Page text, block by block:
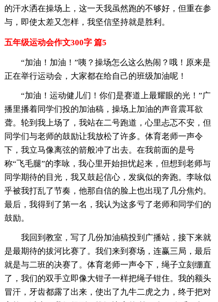
的汗水洒在操场上，这一天我虽然跑的不够好，但重在参
与，即使太差又怎样，我坚信坚持就是胜利。
五年级运动会作文300字 篇5
“加油！加油！”咦？操场怎么这么热闹？哦！原来是
正在举行运动会，大家都在给自己的班级加油呢！
“加油！运动健儿们！你们是赛道上最耀眼的光！”广
播里播着同学们投的加油稿，操场上加油的声音震耳欲
聋。轮到我上场了，我站在二号跑道，心里忐忑不安，但
同学们与老师的鼓励让我放松了许多。体育老师一声令
下，我立马像离弦的箭般冲了出去。在我前面的是号
称“飞毛腿”的李咏，我心里开始担忧起来，但想到老师与
同学期待的目光，我又鼓起信心，发疯似的奔跑。李咏似
乎被我打乱了节奏，他那自信的脸上也出现了几分焦灼。
最后，我得到了第一名，我认为这多亏了老师和同学们的
鼓励。
我回到教室，写了几份加油稿投到广播站，接下来就
是最期待的拔河比赛了。我们来到赛场，连赢三局，最后
就是与二班的决赛了。体育老师一声令下，绳子立刻绷直
了，我们的双手立即像大钳子一样把绳子钳住。我的额头
冒汗，牙齿都露了出来，使出了九牛二虎之力，终于把对